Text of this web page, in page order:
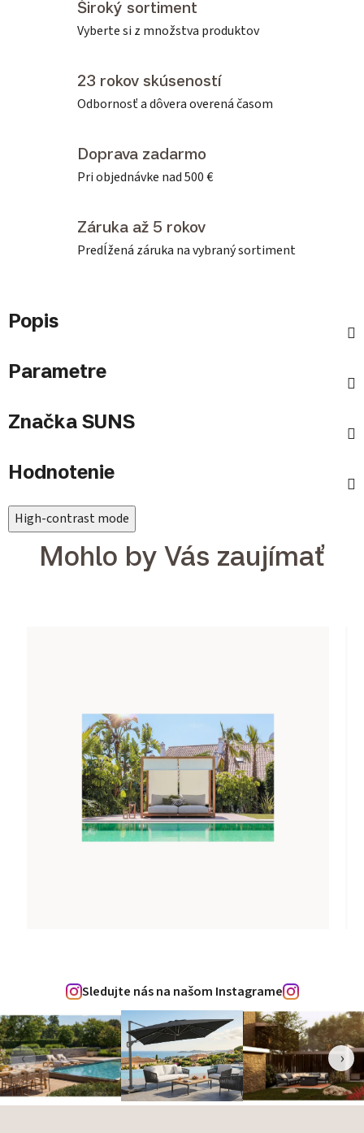
Široký sortiment
Vyberte si z množstva produktov
23 rokov skúseností
Odbornosť a dôvera overená časom
Doprava zadarmo
Pri objednávke nad 500 €
Záruka až 5 rokov
Predĺžená záruka na vybraný sortiment
Popis
Parametre
Značka SUNS
Hodnotenie
High-contrast mode
Mohlo by Vás zaujímať
Sledujte nás na našom Instagrame
‹ ›